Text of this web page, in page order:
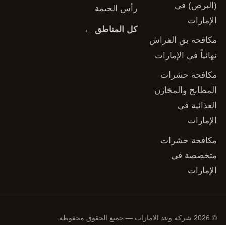
(البرص) في
الإمارات
مكافحة بق الفراش
نهائياً في الإمارات
مكافحة حشرات
المطابخ والمخازن
الغذائية في
الإمارات
مكافحة حشرات
متخصصة في
الإمارات
رأس الخيمة
كل المناطق ←
© 2026 شركة وعد الامارات — جميع الحقوق محفوظة.